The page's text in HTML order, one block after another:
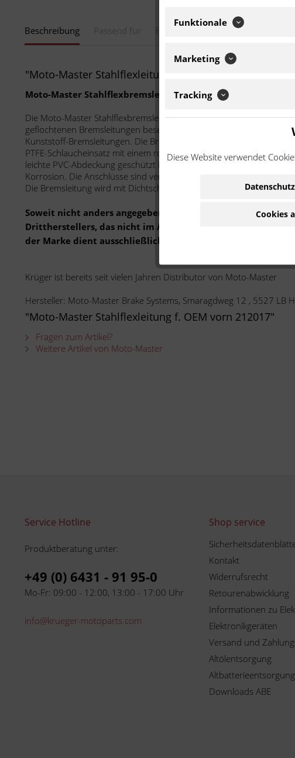
Beschreibung
"Moto-Master Stahlflexleitung f. OEM vorn 212017"
Moto-Master Stahlflexbremsleitung
Die Moto-Master Stahlflexbremsleitungen sind leicht und langlebig.
geflochtenen Bremsleitungen beseitigen das "schwammige" Gefühl
Kunststoff-Bremsleitungen. Die Bremsleitung besteht aus einem
PTFE-Schlaucheinsatz mit einem rostfreien Stahldraht, der durch
leichte PVC-Abdeckung geschützt ist. Stahl-Anschlüsse vermeiden
Korrosion. Die Anschlüsse sind verstellbar, um ein verdrehen der
Die Bremsleitung wird mit Dichtscheiben geliefert.
Soweit nicht anders angegeben: Bei der angebotenen
Drittherstellers, das nicht im Auftrag oder mit
der Marke dient ausschließlich der Bestimmung der
Krüger ist bereits seit vielen Jahren Distributor von Moto-Master
Hersteller: Moto-Master Brake Systems, Smaragdweg 12 , 5527 LB
"Moto-Master Stahlflexleitung f. OEM vorn 212017"
Fragen zum Artikel?
Weitere Artikel von Moto-Master
Service Hotline
Produktberatung unter:
+49 (0) 6431 - 91 95-0
Mo-Fr: 09:00 - 12:00, 13:00 - 17:00 Uhr
info@krueger-motoparts.com
Shop service
Kontakt
Widerrufsrecht
Retourenabwicklung
Informationen zu
Elektronikgeräten
Versand und
Altölentsorgung
Altbatterieentsorgung
Downloads ABE
Funktionale
Marketing
Tracking
Diese Website verwendet
Cookies